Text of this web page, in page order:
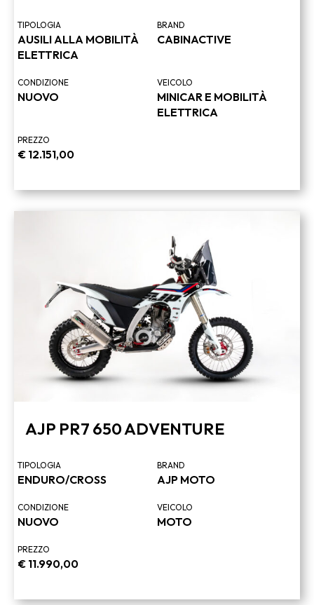
TIPOLOGIA
AUSILI ALLA MOBILITÀ
ELETTRICA
BRAND
CABINACTIVE
CONDIZIONE
NUOVO
VEICOLO
MINICAR E MOBILITÀ
ELETTRICA
PREZZO
€ 12.151,00
AJP PR7 650 ADVENTURE
TIPOLOGIA
ENDURO/CROSS
BRAND
AJP MOTO
CONDIZIONE
NUOVO
VEICOLO
MOTO
PREZZO
€ 11.990,00